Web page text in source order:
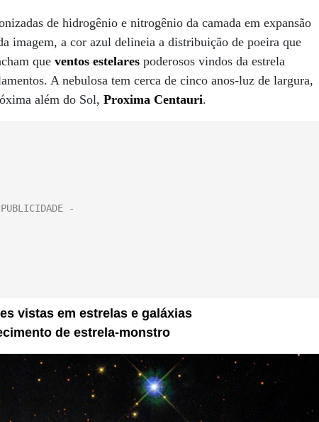
de hidrogênio e nitrogênio da camada em expansão
imagem, a cor azul delineia a distribuição de poeira que
que ventos estelares poderosos vindos da estrela
A nebulosa tem cerca de cinco anos-luz de largura,
além do Sol, Proxima Centauri.
vistas em estrelas e galáxias
de estrela-monstro